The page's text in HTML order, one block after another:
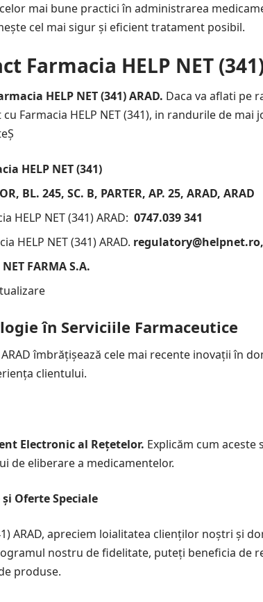
mai bune practici în administrarea
cel mai sigur și eficient tratament posibil.
Farmacia HELP NET
HELP NET (341) ARAD. Daca va aflati pe
Farmacia HELP NET (341), in randurile de mai
HELP NET (341)
BL. 245, SC. B, PARTER, AP. 25, ARAD, ARAD
HELP NET (341) ARAD:0747.039 341
HELP NET (341) ARAD. regulatory@helpnet.ro,
NET FARMA S.A.
în Serviciile Farmaceutice
ARAD îmbrățișează cele mai recente inovații în
clientului.
Electronic al Rețetelor. Explicăm cum
de eliberare a medicamentelor.
Oferte Speciale
ARAD, apreciem loialitatea clienților noștri și
nostru de fidelitate, puteți beneficia de
produse.